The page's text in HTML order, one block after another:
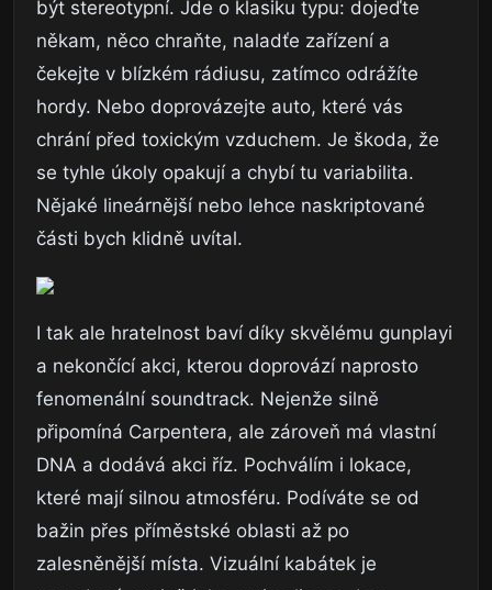
být stereotypní. Jde o klasiku typu: dojeďte
někam, něco chraňte, naladťe zařízení a
čekejte v blízkém rádiusu, zatímco odrážíte
hordy. Nebo doprovázejte auto, které vás
chrání před toxickým vzduchem. Je škoda, že
se tyhle úkoly opakují a chybí tu variabilita.
Nějaké lineárnější nebo lehce naskriptované
části bych klidně uvítal.
I tak ale hratelnost baví díky skvělému gunplayi
a nekončící akci, kterou doprovází naprosto
fenomenální soundtrack. Nejenže silně
připomíná Carpentera, ale zároveň má vlastní
DNA a dodává akci říz. Pochválím i lokace,
které mají silnou atmosféru. Podíváte se od
bažin přes příměstské oblasti až po
zalesněnější místa. Vizuální kabátek je